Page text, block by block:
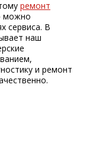
ремонт
можно
сервиса. В
наш
и ремонт